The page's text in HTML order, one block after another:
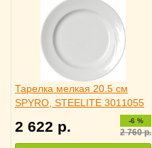
Тарелка мелкая 20.5 см
SPYRO, STEELITE 3011055
2 622 р. -6 %
2 760р.